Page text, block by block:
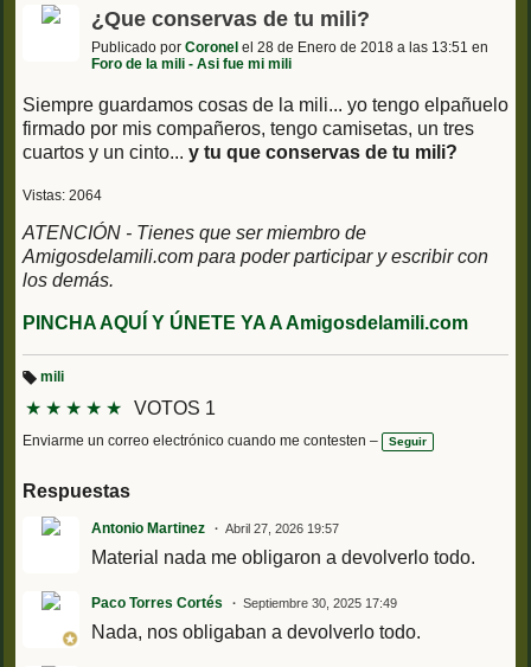
¿Que conservas de tu mili?
Publicado por Coronel el 28 de Enero de 2018 a las 13:51 en
Foro de la mili - Asi fue mi mili
Siempre guardamos cosas de la mili... yo tengo elpañuelo
firmado por mis compañeros, tengo camisetas, un tres
cuartos y un cinto... y tu que conservas de tu mili?
Vistas: 2064
ATENCIÓN - Tienes que ser miembro de
Amigosdelamili.com para poder participar y escribir con
los demás.
PINCHA AQUÍ Y ÚNETE YA A Amigosdelamili.com
iq
et
a
mili
★ ★ ★ ★ ★ VOTOS 1
Enviarme un correo electrónico cuando me contesten – Seguir
Respuestas
Antonio Martinez Abril 27, 2026 19:57
Material nada me obligaron a devolverlo todo.
Paco Torres Cortés Septiembre 30, 2025 17:49
Nada, nos obligaban a devolverlo todo.